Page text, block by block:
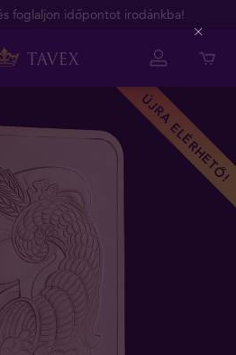
foglaljon időpontot irodánkba!
ÚJRA ELÉRHETŐ!
Close